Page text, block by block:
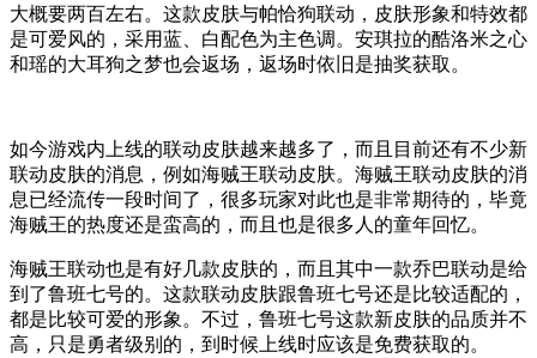
大概要两百左右。这款皮肤与帕恰狗联动，皮肤形象和特效都
是可爱风的，采用蓝、白配色为主色调。安琪拉的酷洛米之心
和瑶的大耳狗之梦也会返场，返场时依旧是抽奖获取。
如今游戏内上线的联动皮肤越来越多了，而且目前还有不少新
联动皮肤的消息，例如海贼王联动皮肤。海贼王联动皮肤的消
息已经流传一段时间了，很多玩家对此也是非常期待的，毕竟
海贼王的热度还是蛮高的，而且也是很多人的童年回忆。
海贼王联动也是有好几款皮肤的，而且其中一款乔巴联动是给
到了鲁班七号的。这款联动皮肤跟鲁班七号还是比较适配的，
都是比较可爱的形象。不过，鲁班七号这款新皮肤的品质并不
高，只是勇者级别的，到时候上线时应该是免费获取的。